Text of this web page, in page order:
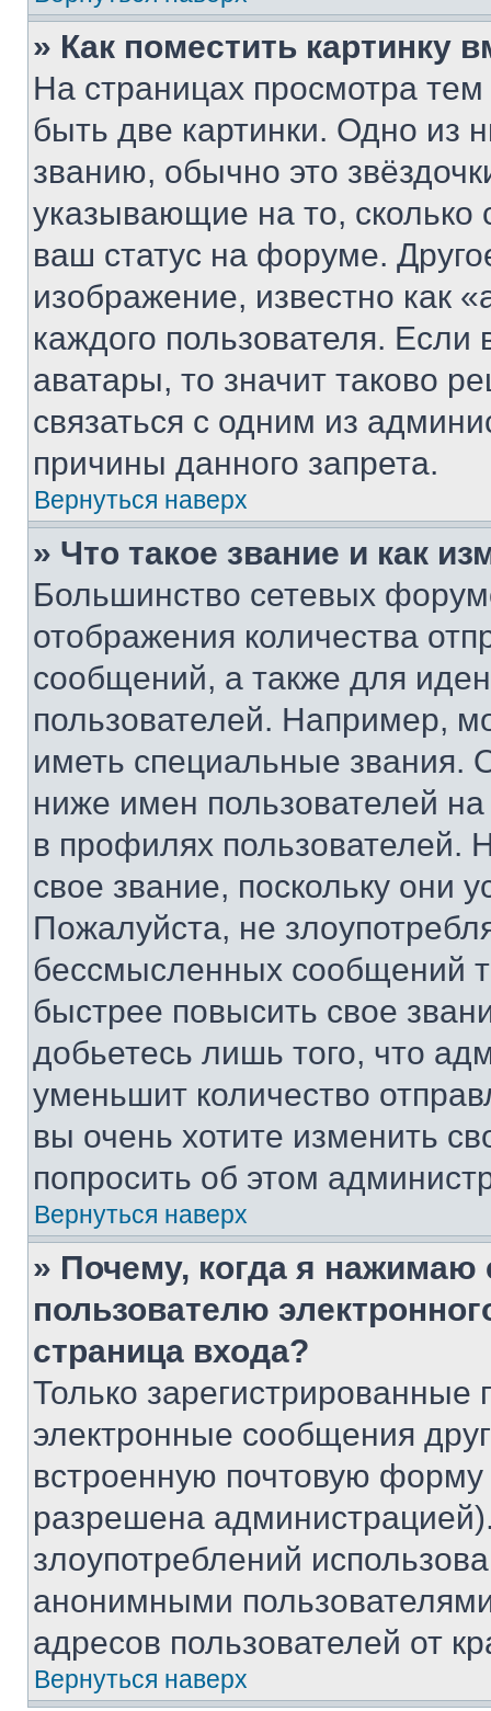
» Как поместить картинку
На страницах просмотра
быть две картинки. Одно из
званию, обычно это
указывающие на то,
ваш статус на форуме.
изображение, известно как
каждого пользователя.
аватары, то значит таково
связаться с одним из
причины данного запрета.
Вернуться наверх
» Что такое звание и как
Большинство сетевых
отображения количества
сообщений, а также для
пользователей. Например,
иметь специальные звания.
ниже имен пользователей
в профилях
свое звание, поскольку они
Пожалуйста, не
бессмысленных сообщений
быстрее повысить свое
добьетесь лишь того, что
уменьшит количество
вы очень хотите изменить
попросить об этом
Вернуться наверх
» Почему, когда я нажимаю
пользователю
страница входа?
Только зарегистрированные
электронные сообщения
встроенную почтовую
разрешена
злоупотреблений
анонимными
адресов пользователей от
Вернуться наверх